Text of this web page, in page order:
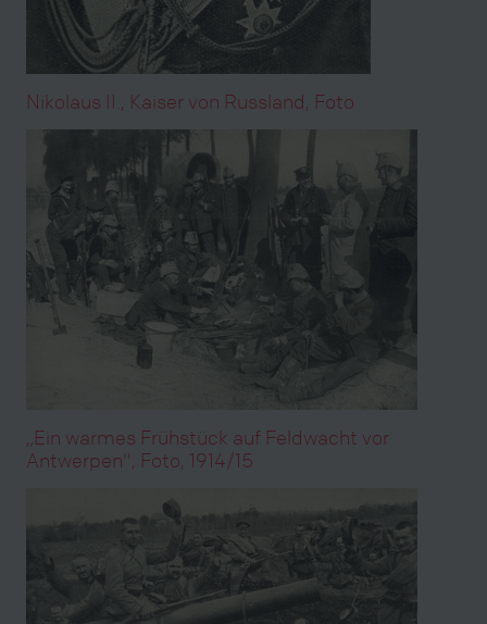
Nikolaus II., Kaiser von Russland, Foto
„Ein warmes Frühstück auf Feldwacht vor
Antwerpen", Foto, 1914/15